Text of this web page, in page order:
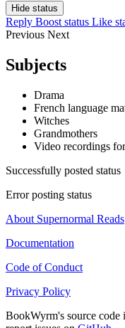
Hide status
Reply Boost status Like
Previous Next
Subjects
Drama
French language
Witches
Grandmothers
Video recordings
Successfully posted status
Error posting status
About Supernormal Reads
Documentation
Code of Conduct
Privacy Policy
BookWyrm's source code